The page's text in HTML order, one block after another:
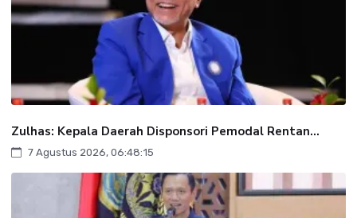
Zulhas: Kepala Daerah Disponsori Pemodal Rentan...
7 Agustus 2026, 06:48:15